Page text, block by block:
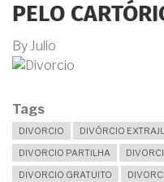
PELO
By Julio
Tags
DIVORCIO DIVÓRCIO
DIVORCIO PARTILHA
DIVORCIO GRATUITO